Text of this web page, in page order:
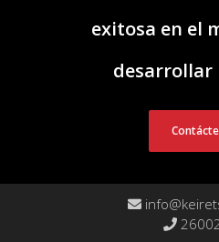
exitosa en el
desarrollar